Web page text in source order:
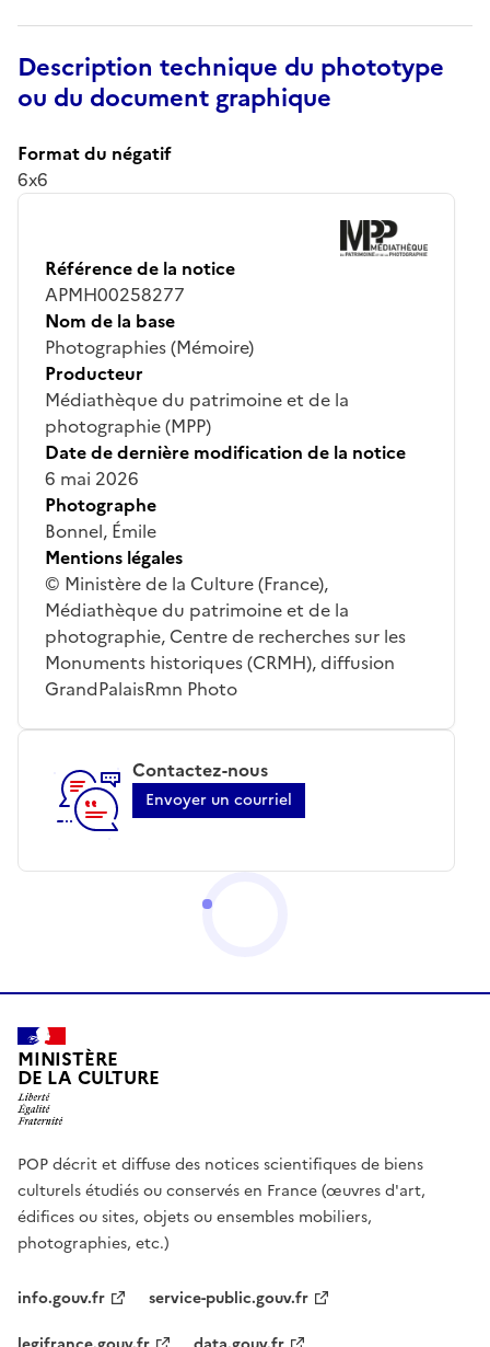
Description technique du phototype
ou du document graphique
Format du négatif
6x6
Référence de la notice
APMH00258277
Nom de la base
Photographies (Mémoire)
Producteur
Médiathèque du patrimoine et de la
photographie (MPP)
Date de dernière modification de la notice
6 mai 2026
Photographe
Bonnel, Émile
Mentions légales
© Ministère de la Culture (France),
Médiathèque du patrimoine et de la
photographie, Centre de recherches sur les
Monuments historiques (CRMH), diffusion
GrandPalaisRmn Photo
Contactez-nous
Envoyer un courriel
MINISTÈRE
DE LA CULTURE
POP décrit et diffuse des notices scientifiques de biens
culturels étudiés ou conservés en France (œuvres d'art,
édifices ou sites, objets ou ensembles mobiliers,
photographies, etc.)
info.gouv.fr
service-public.gouv.fr